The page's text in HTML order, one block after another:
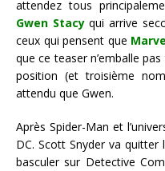
attendez tous
Gwen Stacyqui arrive
ceux qui pensent que
que ce teaser n’emballe
position (et troisième
attendu que Gwen.
Après Spider-Man et
DC. Scott Snyder va
basculer sur Detective